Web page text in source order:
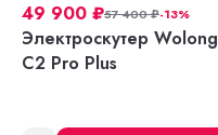
49 900 ₽57 400₽-13%
Электроскутер Wolong
C2 Pro Plus